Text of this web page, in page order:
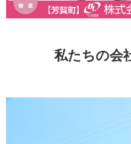
私たちの会